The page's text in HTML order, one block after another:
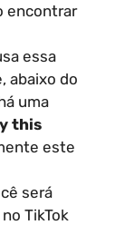
encontrar
essa
abaixo do
uma
this
este
será
TikTok